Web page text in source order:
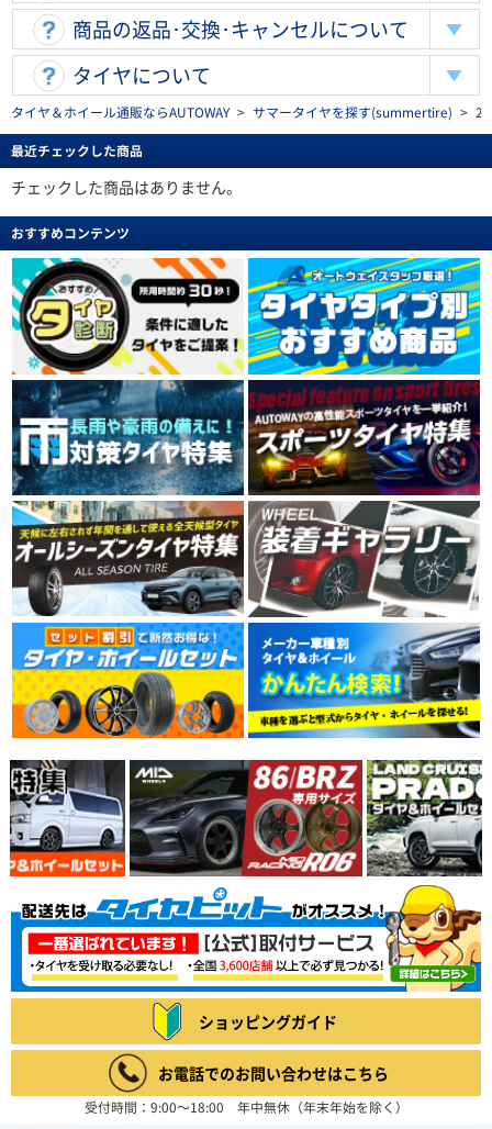
商品の返品･交換･キャンセルについて
タイヤについて
タイヤ＆ホイール通販ならAUTOWAY > サマータイヤを探す(summertire) >
最近チェックした商品
チェックした商品はありません。
おすすめコンテンツ
ショッピングガイド
お電話でのお問い合わせはこちら
受付時間：9:00～18:00 年中無休（年末年始を除く）